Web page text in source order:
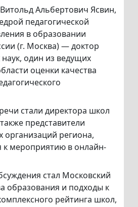
Альбертович Ясвин,
педагогической
в образовании
(г. Москва) — доктор
наук, один из ведущих
оценки качества
стали директора школ
представители
организаций региона,
мероприятию в онлайн-
стал Московский
образования и подходы к
рейтинга школ,